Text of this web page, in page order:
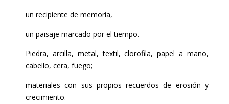
un recipiente de memoria,
un paisaje marcado por el tiempo.
Piedra, arcilla, metal, textil, clorofila, papel a mano,
cabello, cera, fuego;
materiales con sus propios recuerdos de erosión y
crecimiento.